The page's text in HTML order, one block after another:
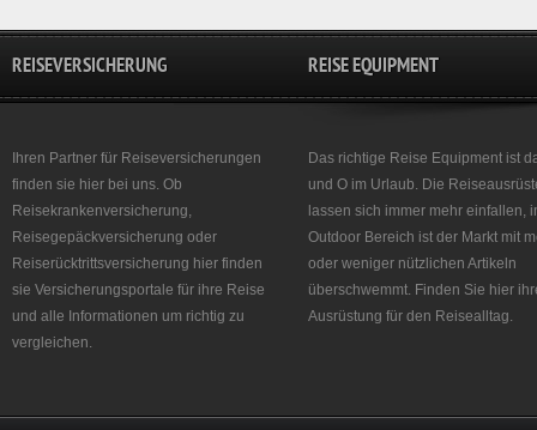
REISEVERSICHERUNG
Ihren Partner für Reiseversicherungen
finden sie hier bei uns. Ob
Reisekrankenversicherung,
Reisegepäckversicherung oder
Reiserücktrittsversicherung hier finden
sie Versicherungsportale für ihre Reise
und alle Informationen um richtig zu
vergleichen.
REISE EQUIPMENT
Das richtige Reise Equipment ist
und O im Urlaub. Die
lassen sich immer mehr einfallen,
Outdoor Bereich ist der Markt mit
oder weniger nützlichen Artikeln
überschwemmt. Finden Sie hier
Ausrüstung für den Reisealltag.